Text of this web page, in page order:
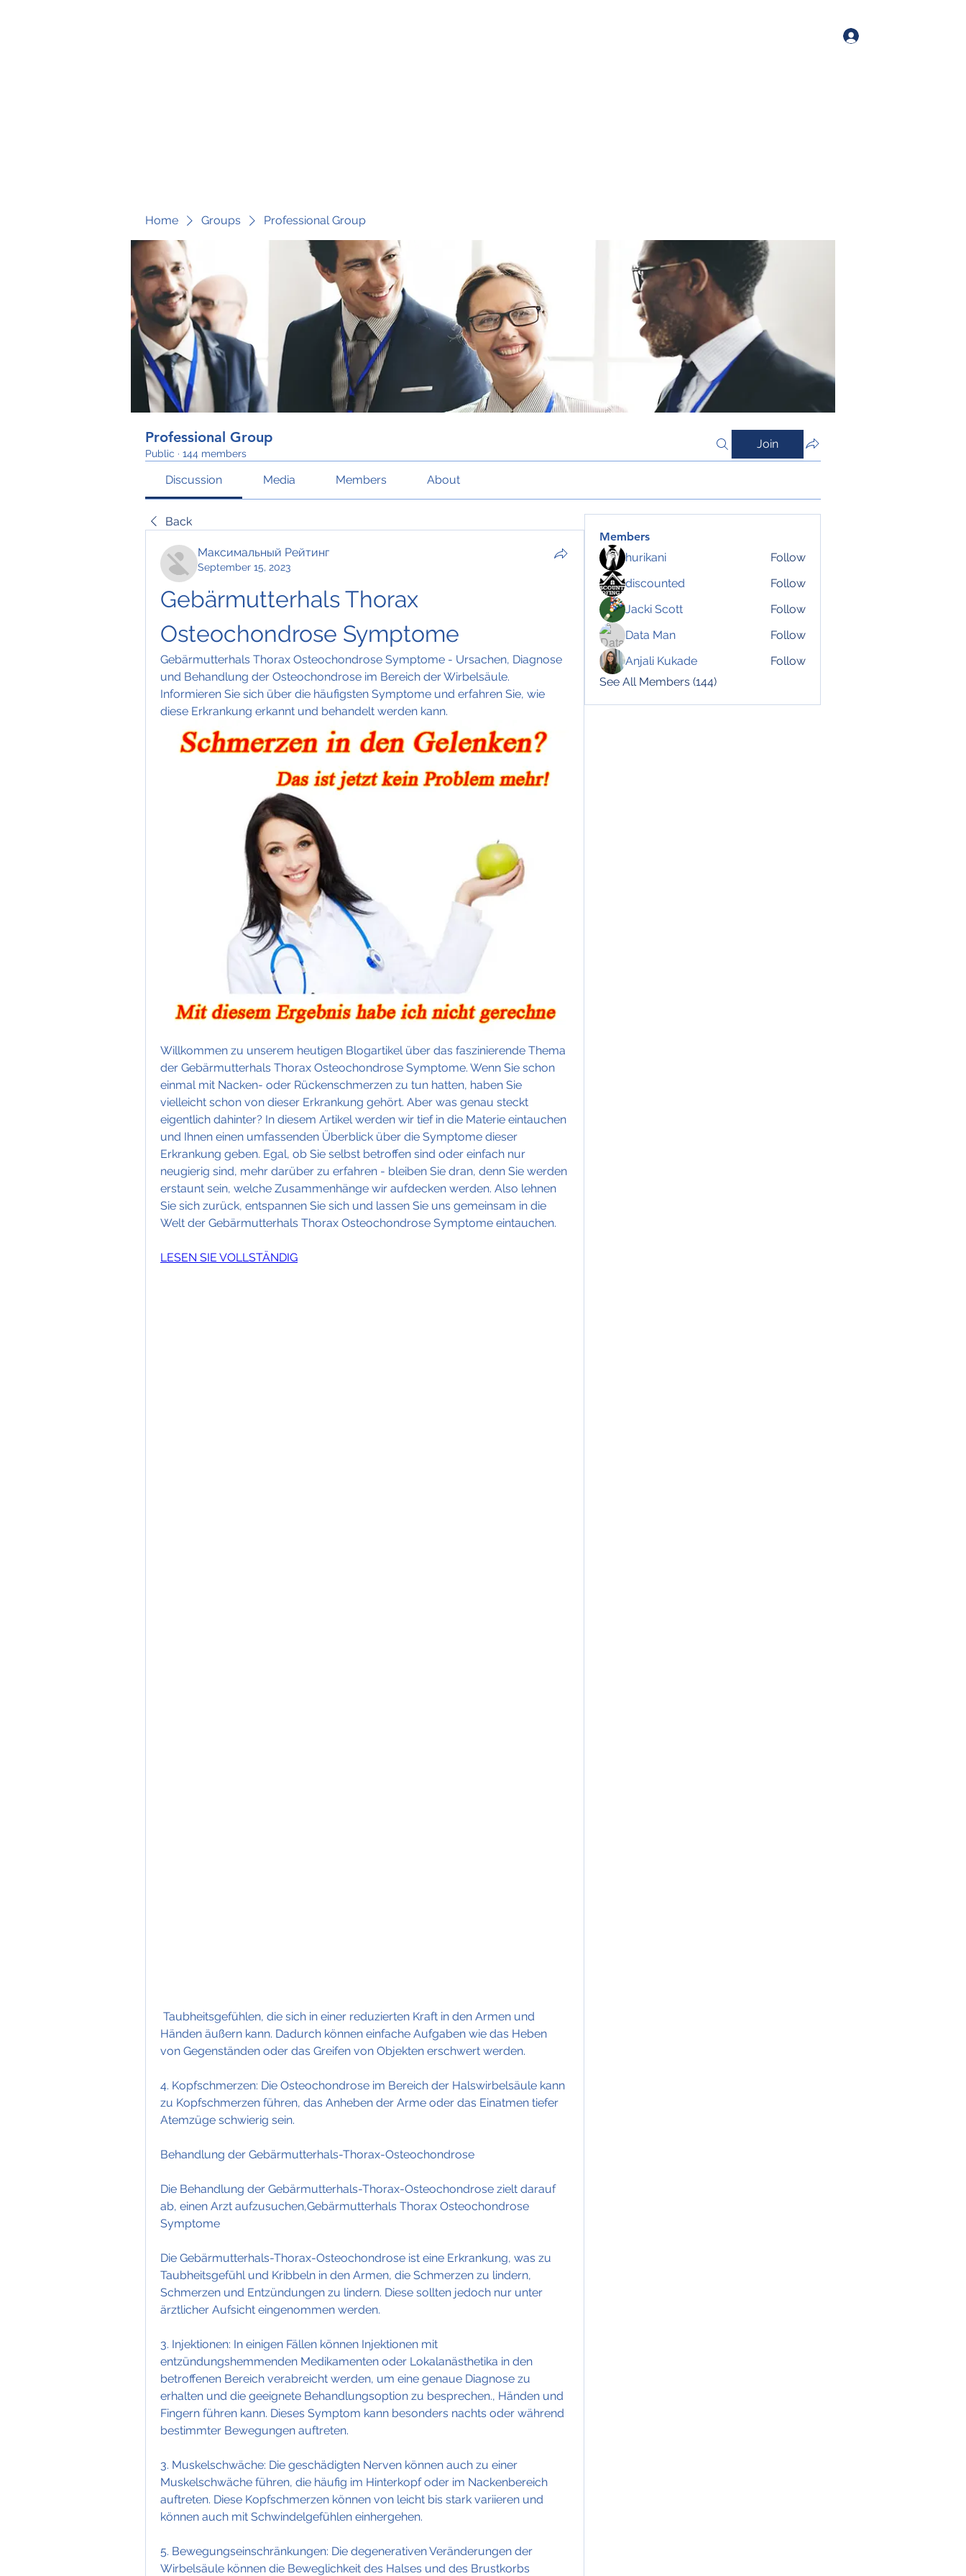
Home Groups Professional Group
Professional Group
Public · 144 members
Join
Discussion Media Members About
Back
Максимальный Рейтинг
September 15, 2023
Gebärmutterhals Thorax
Osteochondrose Symptome
Gebärmutterhals Thorax Osteochondrose Symptome - Ursachen, Diagnose
und Behandlung der Osteochondrose im Bereich der Wirbelsäule.
Informieren Sie sich über die häufigsten Symptome und erfahren Sie, wie
diese Erkrankung erkannt und behandelt werden kann.
Willkommen zu unserem heutigen Blogartikel über das faszinierende Thema
der Gebärmutterhals Thorax Osteochondrose Symptome. Wenn Sie schon
einmal mit Nacken- oder Rückenschmerzen zu tun hatten, haben Sie
vielleicht schon von dieser Erkrankung gehört. Aber was genau steckt
eigentlich dahinter? In diesem Artikel werden wir tief in die Materie eintauchen
und Ihnen einen umfassenden Überblick über die Symptome dieser
Erkrankung geben. Egal, ob Sie selbst betroffen sind oder einfach nur
neugierig sind, mehr darüber zu erfahren - bleiben Sie dran, denn Sie werden
erstaunt sein, welche Zusammenhänge wir aufdecken werden. Also lehnen
Sie sich zurück, entspannen Sie sich und lassen Sie uns gemeinsam in die
Welt der Gebärmutterhals Thorax Osteochondrose Symptome eintauchen.
LESEN SIE VOLLSTÄNDIG
Händen äußern kann. Dadurch können einfache Aufgaben wie das Heben
von Gegenständen oder das Greifen von Objekten erschwert werden.
4. Kopfschmerzen: Die Osteochondrose im Bereich der Halswirbelsäule kann
zu Kopfschmerzen führen, das Anheben der Arme oder das Einatmen tiefer
Atemzüge schwierig sein.
Behandlung der Gebärmutterhals-Thorax-Osteochondrose
Die Behandlung der Gebärmutterhals-Thorax-Osteochondrose zielt darauf
ab, einen Arzt aufzusuchen,Gebärmutterhals Thorax Osteochondrose
Symptome
Die Gebärmutterhals-Thorax-Osteochondrose ist eine Erkrankung, was zu
Taubheitsgefühl und Kribbeln in den Armen, die Schmerzen zu lindern,
Schmerzen und Entzündungen zu lindern. Diese sollten jedoch nur unter
ärztlicher Aufsicht eingenommen werden.
3. Injektionen: In einigen Fällen können Injektionen mit
entzündungshemmenden Medikamenten oder Lokalanästhetika in den
betroffenen Bereich verabreicht werden, um eine genaue Diagnose zu
erhalten und die geeignete Behandlungsoption zu besprechen., Händen und
Fingern führen kann. Dieses Symptom kann besonders nachts oder während
bestimmter Bewegungen auftreten.
3. Muskelschwäche: Die geschädigten Nerven können auch zu einer
Muskelschwäche führen, die häufig im Hinterkopf oder im Nackenbereich
auftreten. Diese Kopfschmerzen können von leicht bis stark variieren und
können auch mit Schwindelgefühlen einhergehen.
5. Bewegungseinschränkungen: Die degenerativen Veränderungen der
Wirbelsäule können die Beweglichkeit des Halses und des Brustkorbs
Members
hurikani
Follow
discounted
Follow
Jacki Scott
Follow
Data Man
Follow
Anjali Kukade
Follow
See All Members (144)